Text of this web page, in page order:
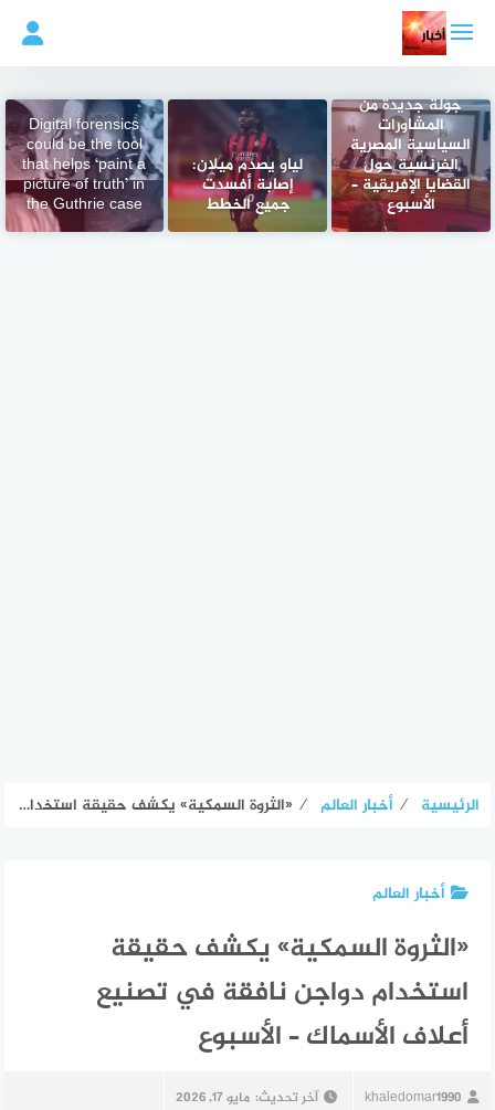
المحتوى
جولة جديدة من
المشاورات
السياسية المصرية
الفرنسية حول
القضايا الإفريقية –
الأسبوع
لياو يصدم ميلان:
إصابة أفسدت
جميع الخطط
Digital forensics
could be the tool
that helps ‘paint a
picture of truth’ in
the Guthrie case
الرئيسية ⁄ أخبار العالم ⁄ «الثروة السمكية» يكشف حقيقة استخدام دواجن نافقة في تصنيع أعلاف الأسماك – الأسبوع
أخبار العالم
«الثروة السمكية» يكشف حقيقة
استخدام دواجن نافقة في تصنيع
أعلاف الأسماك – الأسبوع
khaledomar1990 آخر تحديث: مايو 17, 2026